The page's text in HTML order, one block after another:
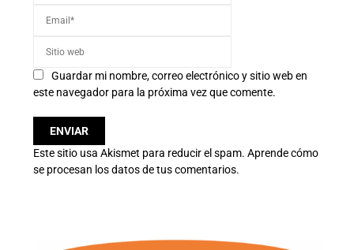
Guardar mi nombre, correo electrónico y sitio web en
este navegador para la próxima vez que comente.
Este sitio usa Akismet para reducir el spam. Aprende cómo
se procesan los datos de tus comentarios.